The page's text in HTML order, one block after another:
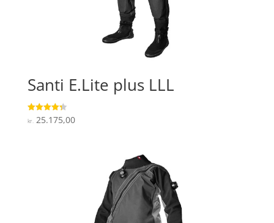
Santi E.Lite plus LLL
Vurderet
4.3
kr. 25.175,00